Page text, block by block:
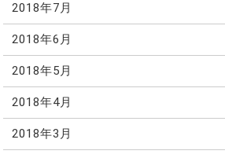
2018年7月
2018年6月
2018年5月
2018年4月
2018年3月